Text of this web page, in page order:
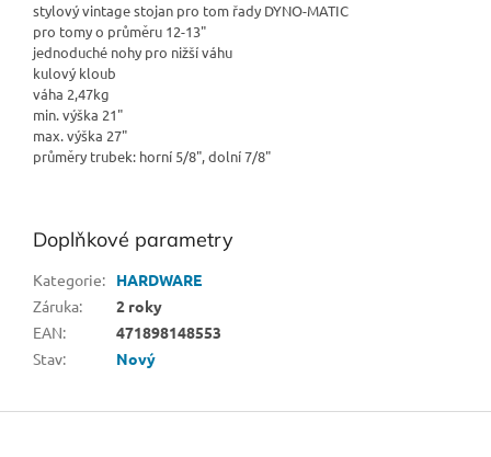
stylový vintage stojan pro tom řady DYNO-MATIC
pro tomy o průměru 12-13"
jednoduché nohy pro nižší váhu
kulový kloub
váha 2,47kg
min. výška 21"
max. výška 27"
průměry trubek: horní 5/8", dolní 7/8"
Doplňkové parametry
Kategorie:
HARDWARE
Záruka:
2 roky
EAN:
471898148553
Stav: Nový
Z